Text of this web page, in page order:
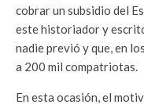
cobrar un subsidio del
este historiador y
nadie previó y que, en
a 200 mil compatriotas.
En esta ocasión, el